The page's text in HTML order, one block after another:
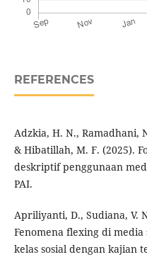
REFERENCES
Adzkia, H. N., Ramadhani,
& Hibatillah, M. F. (2025).
deskriptif penggunaan
PAI.
Apriliyanti, D., Sudiana, V.
Fenomena flexing di media
kelas sosial dengan kajian